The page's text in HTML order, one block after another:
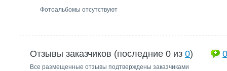
Фотоальбомы отсутствуют
Отзывы заказчиков (последние 0 из 0) 0
Все размещенные отзывы подтверждены заказчиками